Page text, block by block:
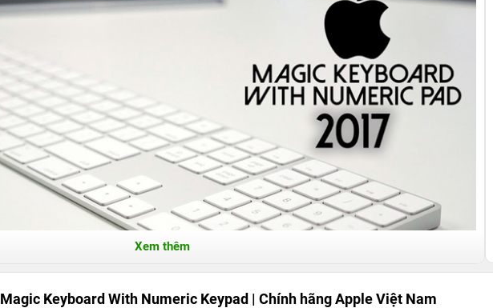
Xem thêm
Magic Keyboard With Numeric Keypad | Chính hãng Apple Việt Nam